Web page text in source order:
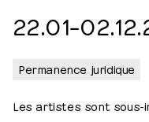
Permanence juridique
Les artistes sont sous-